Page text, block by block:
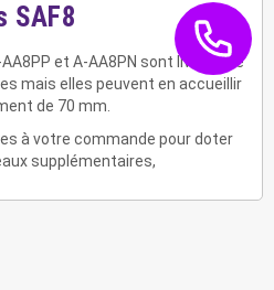
SAF8
et A-AA8PN sont livrées de
mais elles peuvent en accueillir
de 70 mm.
à votre commande pour doter
supplémentaires,